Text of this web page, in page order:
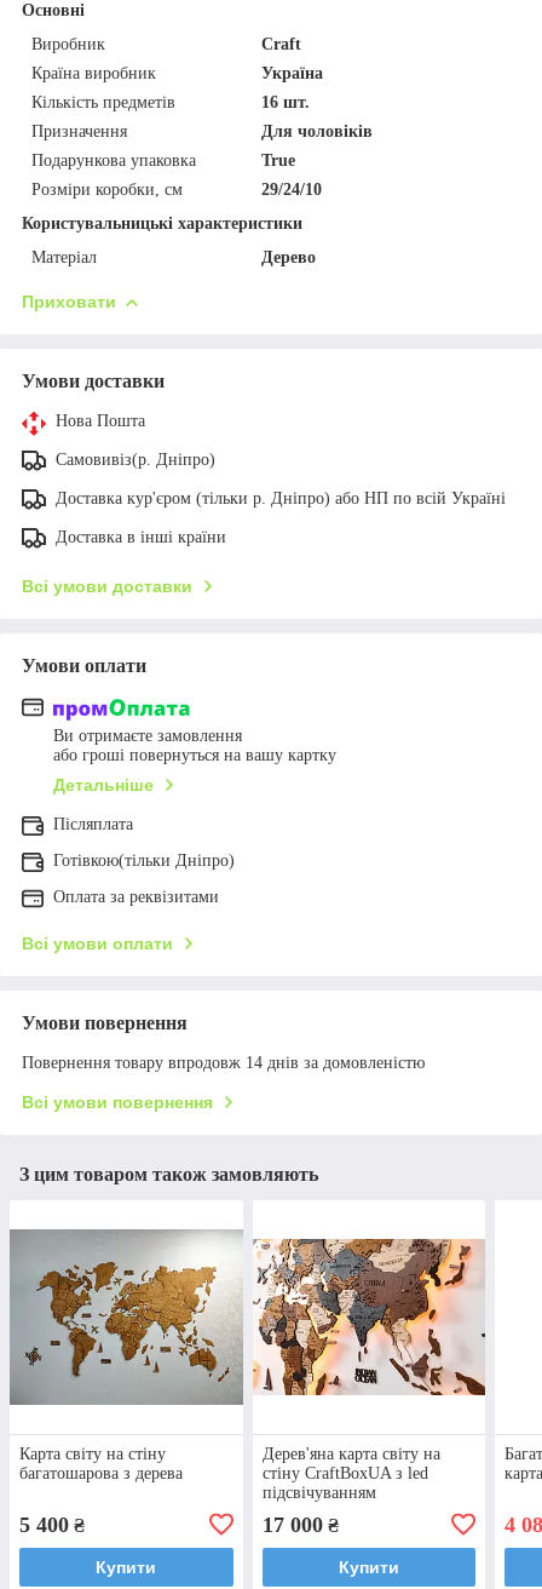
Основні
Виробник
Craft
Країна виробник
Україна
Кількість предметів
16 шт.
Призначення
Для чоловіків
Подарункова упаковка
True
Розміри коробки, см
29/24/10
Користувальницькі характеристики
Матеріал
Дерево
Приховати
Умови доставки
Нова Пошта
Самовивіз(р. Дніпро)
Доставка кур'єром (тільки р. Дніпро) або НП по всій Україні
Доставка в інші країни
Всі умови доставки
Умови оплати
Ви отримаєте замовлення
або гроші повернуться на вашу картку
Детальніше
Післяплата
Готівкою(тільки Дніпро)
Оплата за реквізитами
Всі умови оплати
Умови повернення
Повернення товару впродовж 14 днів за домовленістю
Всі умови повернення
З цим товаром також замовляють
Карта світу на стіну
багатошарова з дерева
5 400 ₴
Купити
Дерев'яна карта світу на
стіну CraftBoxUA з led
підсвічуванням
17 000₴
Купити
4